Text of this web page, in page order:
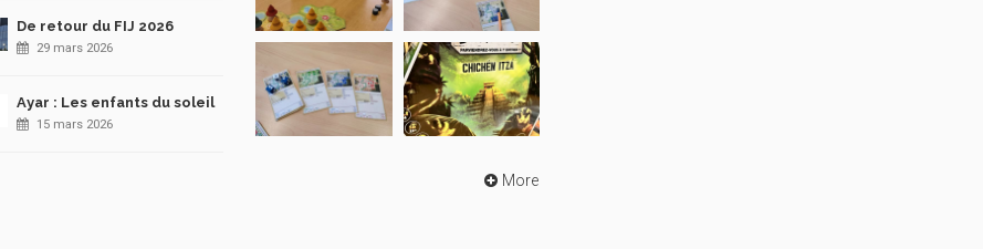
De retour du FIJ 2026
29 mars 2026
Ayar : Les enfants du soleil
15 mars 2026
More